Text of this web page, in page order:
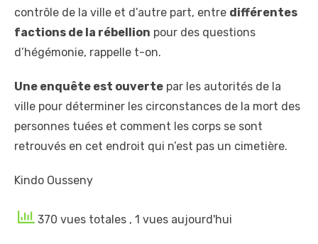
contrôle de la ville et d’autre part, entre différentes
factions de la rébellion pour des questions
d’hégémonie, rappelle t-on.
Une enquête est ouverte par les autorités de la
ville pour déterminer les circonstances de la mort des
personnes tuées et comment les corps se sont
retrouvés en cet endroit qui n’est pas un cimetière.
Kindo Ousseny
370 vues totales , 1 vues aujourd'hui